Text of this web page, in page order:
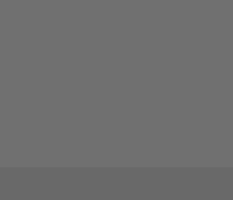
im Homeoffice?" teilen auf
Entspannung im Homeoffice?"
Entspannung im
klappt Entspannung im